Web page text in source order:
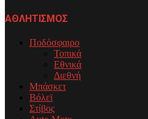
ΑΘΛΗΤΙΣΜΟΣ
Ποδόσφαιρο
Τοπικά
Εθνικά
Διεθνή
Μπάσκετ
Βόλεϊ
Στίβος